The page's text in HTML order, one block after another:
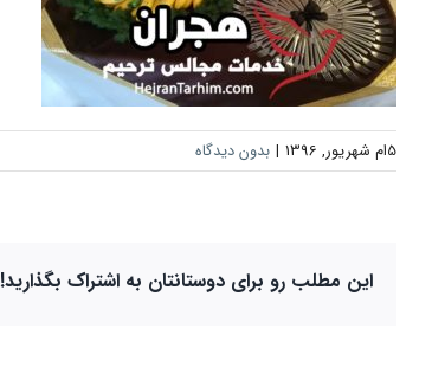
5ام شهریور, 1396 | بدون دیدگاه
این مطلب رو برای دوستانتان به اشتراک بگذارید!